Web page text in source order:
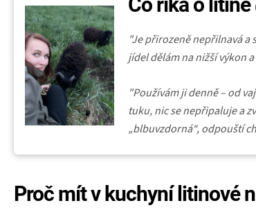
"Je přirozeně nepřilnavá a
jídel dělám na nižší výkon
"Používám ji denně – od
tuku, nic se nepřipaluje a
„blbuvzdorná“, odpouští
Proč mít v kuchyní litinové